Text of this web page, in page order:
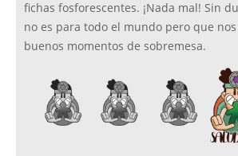
fichas fosforescentes. ¡Nada mal! Sin
no es para todo el mundo pero que
buenos momentos de sobremesa.